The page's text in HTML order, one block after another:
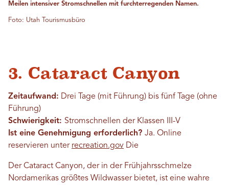
Meilen intensiver Stromschnellen mit furchterregenden Namen.
Foto: Utah Tourismusbüro
3. Cataract Canyon
Zeitaufwand: Drei Tage (mit Führung) bis fünf Tage (ohne
Führung)
Schwierigkeit: Stromschnellen der Klassen III-V
Ist eine Genehmigung erforderlich? Ja. Online
reservieren unter recreation.gov Die
Der Cataract Canyon, der in der Frühjahrsschmelze
Nordamerikas größtes Wildwasser bietet, ist eine wahre